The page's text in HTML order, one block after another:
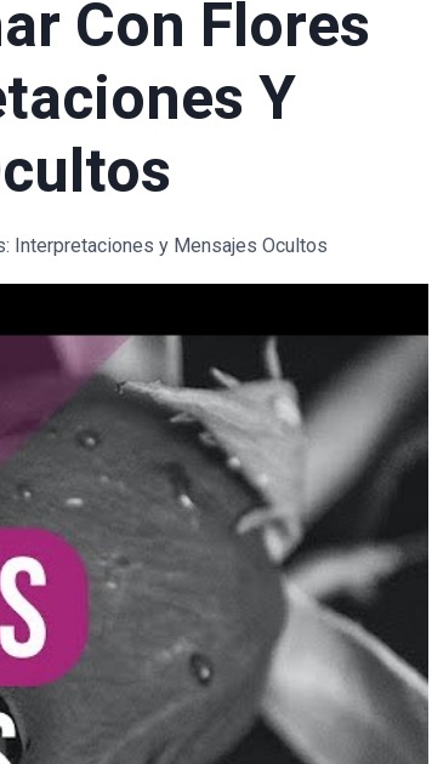
Con Flores
Y
Interpretaciones y Mensajes Ocultos